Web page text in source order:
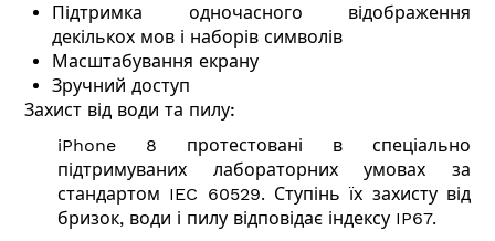
Підтримка одночасного відображення
декількох мов і наборів символів
Масштабування екрану
Зручний доступ
Захист від води та пилу:
iPhone 8 протестовані в спеціально
підтримуваних лабораторних умовах за
стандартом IEC 60529. Ступінь їх захисту від
бризок, води і пилу відповідає індексу IP67.